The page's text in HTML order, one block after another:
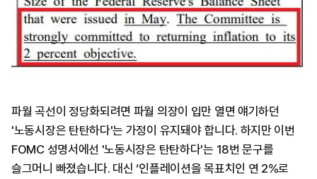
파월 곡선이 정당화되려면 파월 의장이 입만 열면 얘기하던
'노동시장은 탄탄하다'는 가정이 유지돼야 합니다. 하지만 이번
FOMC 성명서에선 '노동시장은 탄탄하다'는 18번 문구를
슬그머니 빠졌습니다. 대신 ‘인플레이션을 목표치인 연 2%로